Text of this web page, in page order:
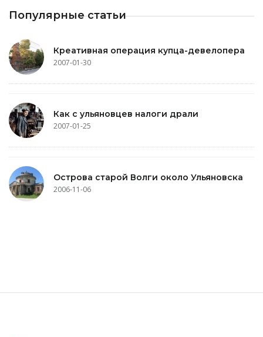
Популярные статьи
Креативная операция купца-девелопера
2007-01-30
Как с ульяновцев налоги драли
2007-01-25
Острова старой Волги около Ульяновска
2006-11-06